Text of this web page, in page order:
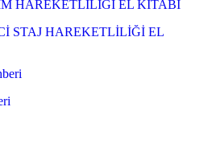
HAREKETLİLİĞİ EL KİTABI
STAJ HAREKETLİLİĞİ EL